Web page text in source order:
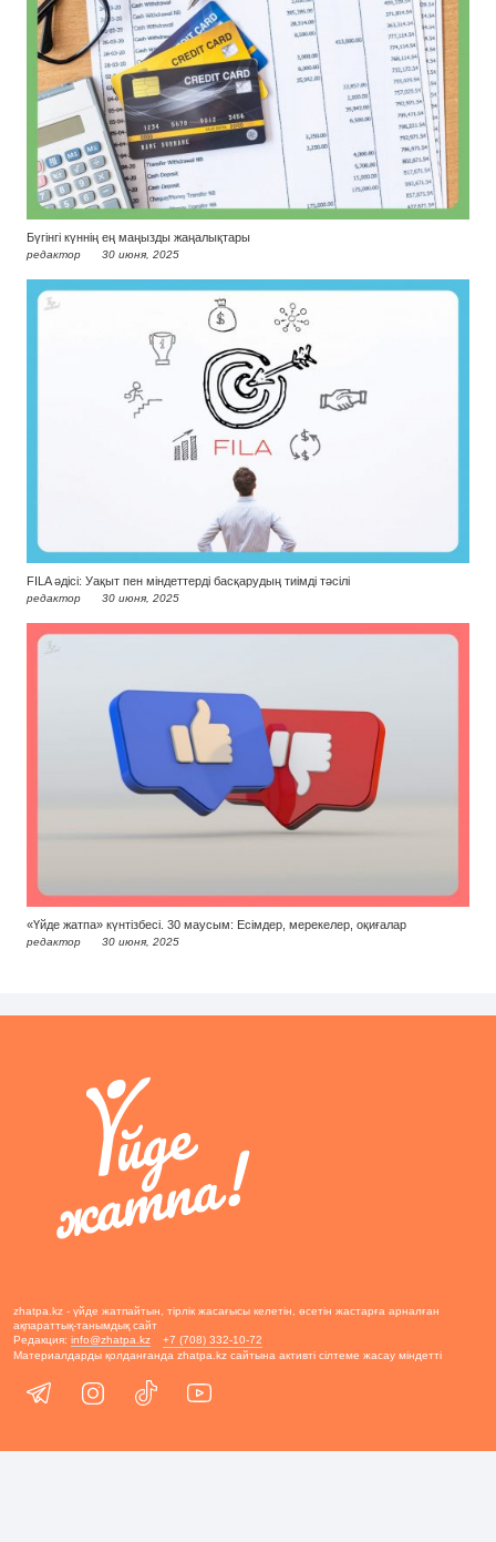
Бүгінгі күннің ең маңызды жаңалықтары
редактор 30 июня, 2025
FILA әдісі: Уақыт пен міндеттерді басқарудың тиімді тәсілі
редактор 30 июня, 2025
«Үйде жатпа» күнтізбесі. 30 маусым: Есімдер, мерекелер, оқиғалар
редактор 30 июня, 2025
zhatpa.kz - үйде жатпайтын, тірлік жасағысы келетін, өсетін жастарға арналған
ақпараттық-танымдық сайт
Редакция: info@zhatpa.kz
+7 (708) 332-10-72
Материалдарды қолданғанда zhatpa.kz сайтына активті сілтеме жасау міндетті